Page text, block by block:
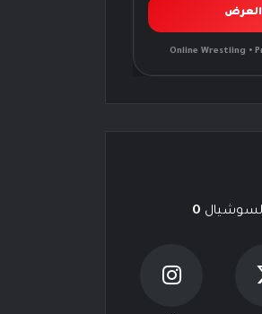
Online Wrestling •
السوشيال 0